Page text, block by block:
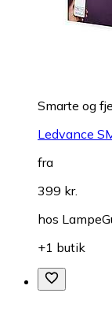
Smarte og
Ledvance
fra
399 kr.
hos
+1 butik